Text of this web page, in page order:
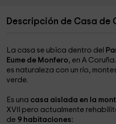
Descripción de Casa de
La casa se ubica dentro del
Eume de Monfero, en A
es naturaleza con un río,
verde.
Es una casa aislada en la
XVII pero actualmente
de 9 habitaciones: